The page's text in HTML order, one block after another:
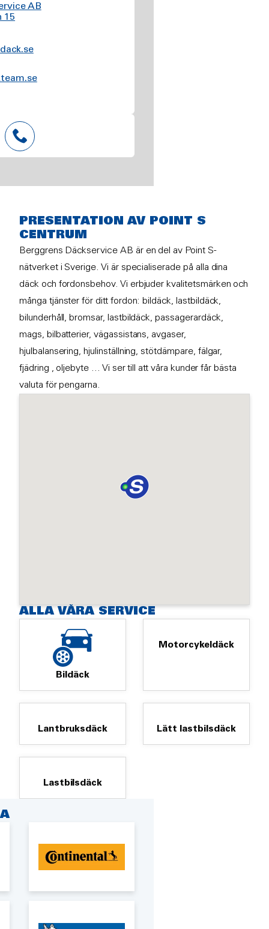
AB
15
PRESENTATION AV POINT S
CENTRUM
Berggrens Däckservice AB är en del av Point S-
nätverket i Sverige. Vi är specialiserade på alla dina
däck och fordonsbehov. Vi erbjuder kvalitetsmärken och
många tjänster för ditt fordon: bildäck, lastbildäck,
bilunderhåll, bromsar, lastbildäck, passagerardäck,
mags, bilbatterier, vägassistans, avgaser,
hjulbalansering, hjulinställning, stötdämpare, fälgar,
fjädring , oljebyte ... Vi ser till att våra kunder får bästa
valuta för pengarna.
ALLA VÅRA SERVICE
Bildäck
Motorcykeldäck
Lantbruksdäck Lätt lastbilsdäck
Lastbilsdäck